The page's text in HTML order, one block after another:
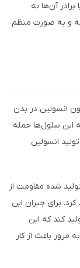
برادر آن‌ها به
و به صورت منظم
انسولین در بدن
این سلول‌ها حمله
انسولین
شده مقاومت از
برای جبران این
کند که این
باعث از کار